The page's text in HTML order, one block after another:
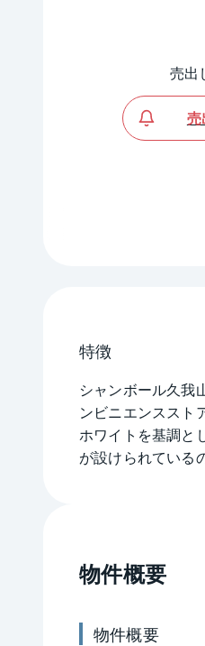
売出
特徴
シャンボール久我
ンビニエンススト
ホワイトを基調と
が設けられている
物件概要
物件概要